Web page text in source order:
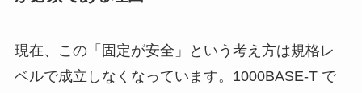
現在、この「固定が安全」という考え方は規格レ
ベルで成立しなくなっています。1000BASE-T で